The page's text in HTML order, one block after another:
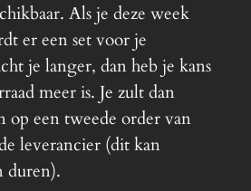
Als je deze week
er een set voor je
je langer, dan heb je kans
meer is. Je zult dan
op een tweede order van
leverancier (dit kan
duren).